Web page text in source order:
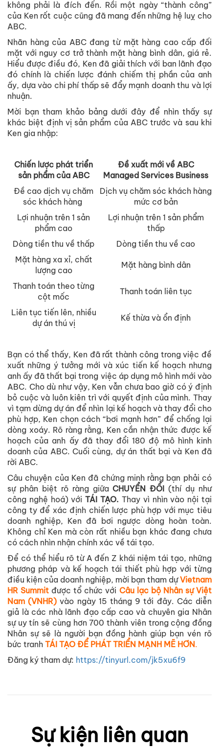
không phải là đích đến. Rồi một ngày “thành công”
của Ken rốt cuộc cũng đã mang đến những hệ luỵ cho
ABC.
Nhãn hàng của ABC đang từ mặt hàng cao cấp đối
mặt với nguy cơ trở thành mặt hàng bình dân, giá rẻ.
Hiểu được điều đó, Ken đã giải thích với ban lãnh đạo
đó chính là chiến lược đánh chiếm thị phần của anh
ấy, dựa vào chi phí thấp sẽ đẩy mạnh doanh thu và lợi
nhuận.
Mời bạn tham khảo bảng dưới đây để nhìn thấy sự
khác biệt định vị sản phẩm của ABC trước và sau khi
Ken gia nhập:
Chiến lược phát triển
sản phẩm của ABC
Đề xuất mới về ABC
Managed Services Business
Đề cao dịch vụ chăm
sóc khách hàng
Dịch vụ chăm sóc khách hàng
mức cơ bản
Lợi nhuận trên 1 sản
phẩm cao
Lợi nhuận trên 1 sản phẩm
thấp
Dòng tiền thu về thấp
Dòng tiền thu về cao
Mặt hàng xa xỉ, chất
lượng cao
Mặt hàng bình dân
Thanh toán theo từng
cột mốc
Thanh toán liên tục
Liên tục tiến lên, nhiều
dự án thú vị
Kế thừa và ổn định
Bạn có thể thấy, Ken đã rất thành công trong việc đề
xuất những ý tưởng mới và xúc tiến kế hoạch nhưng
anh ấy đã thất bại trong việc áp dụng mô hình mới vào
ABC. Cho dù như vậy, Ken vẫn chưa bao giờ có ý định
bỏ cuộc và luôn kiên trì với quyết định của mình. Thay
vì tạm dừng dự án để nhìn lại kế hoạch và thay đổi cho
phù hợp, Ken chọn cách “bơi mạnh hơn” để chống lại
dòng xoáy. Rõ ràng rằng, Ken cần nhận thức được kế
hoạch của anh ấy đã thay đổi 180 độ mô hình kinh
doanh của ABC. Cuối cùng, dự án thất bại và Ken đã
rời ABC.
Câu chuyện của Ken đã chứng minh rằng bạn phải có
sự phân biệt rõ ràng giữa CHUYỂN ĐỔI (thí dụ như
công nghệ hoá) vớiTÁI TẠO. Thay vì nhìn vào nội tại
công ty để xác định chiến lược phù hợp với mục tiêu
doanh nghiệp, Ken đã bơi ngược dòng hoàn toàn.
Không chỉ Ken mà còn rất nhiều bạn khác đang chưa
có cách nhìn nhận chính xác về tái tạo.
Để có thể hiểu rõ từ A đến Z khái niệm tái tạo, những
phương pháp và kế hoạch tái thiết phù hợp với từng
điều kiện của doanh nghiệp, mời bạn tham dựVietnam
HR Summit được tổ chức với Câu lạc bộ Nhân sự Việt
Nam (VNHR) vào ngày 15 tháng 9 tới đây. Các diễn
giả là các nhà lãnh đạo cấp cao và chuyên gia Nhân
sự uy tín sẽ cùng hơn 700 thành viên trong cộng đồng
Nhân sự sẽ là người bạn đồng hành giúp bạn vén rõ
bức tranh TÁI TẠO ĐỂ PHÁT TRIỂN MẠNH MẼ HƠN.
Đăng ký tham dự: https://tinyurl.com/jk5xu6f9
Sự kiện liên quan